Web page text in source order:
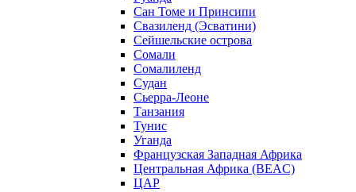
Сан Томе и Принсипи
Свазиленд (Эсватини)
Сейшельские острова
Сомали
Сомалиленд
Судан
Сьерра-Леоне
Танзания
Тунис
Уганда
Французская Западная Африка
Центральная Африка (BEAC)
ЦАР